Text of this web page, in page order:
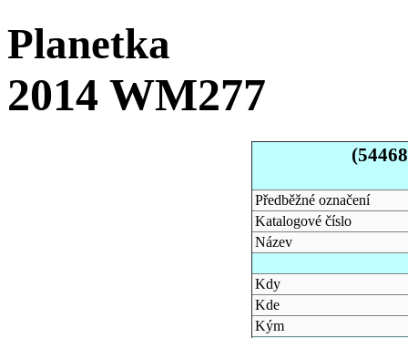
Planetka
2014 WM277
Předběžné označení
Katalogové číslo
Název
Kdy
Kde
Kým